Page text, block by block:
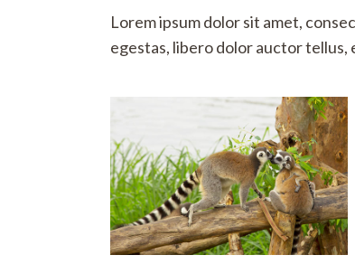
Lorem ipsum dolor sit amet,
egestas, libero dolor auctor